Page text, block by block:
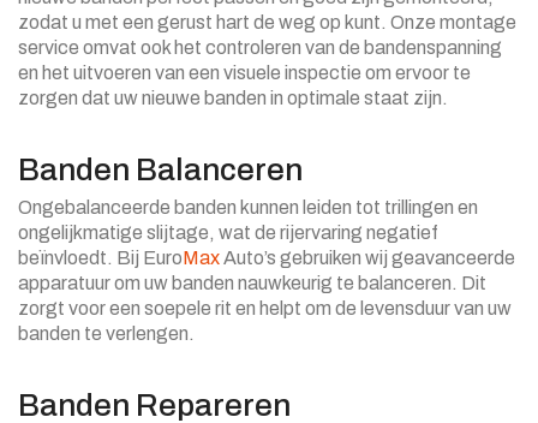
zodat u met een gerust hart de weg op kunt. Onze montage
service omvat ook het controleren van de bandenspanning
en het uitvoeren van een visuele inspectie om ervoor te
zorgen dat uw nieuwe banden in optimale staat zijn.
Banden Balanceren
Ongebalanceerde banden kunnen leiden tot trillingen en
ongelijkmatige slijtage, wat de rijervaring negatief
beïnvloedt. Bij EuroMaxAuto’s gebruiken wij geavanceerde
apparatuur om uw banden nauwkeurig te balanceren. Dit
zorgt voor een soepele rit en helpt om de levensduur van uw
banden te verlengen.
Banden Repareren